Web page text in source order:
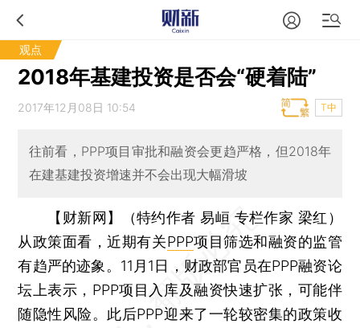
观点
2018年基建投资是否会“硬着陆”
2017年12月08日 10:54 T中
往前看，PPP项目审批和融资会更趋严格，但2018年
在建基建投资增速并不会出现大幅滑坡
【财新网】（特约作者 易峘 专栏作家 梁红）
从政策面看，近期有关PPP项目筛选和融资的监管
有趋严的迹象。11月1日，财政部官员在PPP融资论
坛上表示，PPP项目入库及融资快速扩张，可能伴
随隐性风险。此后PPP迎来了一轮较密集的政策收